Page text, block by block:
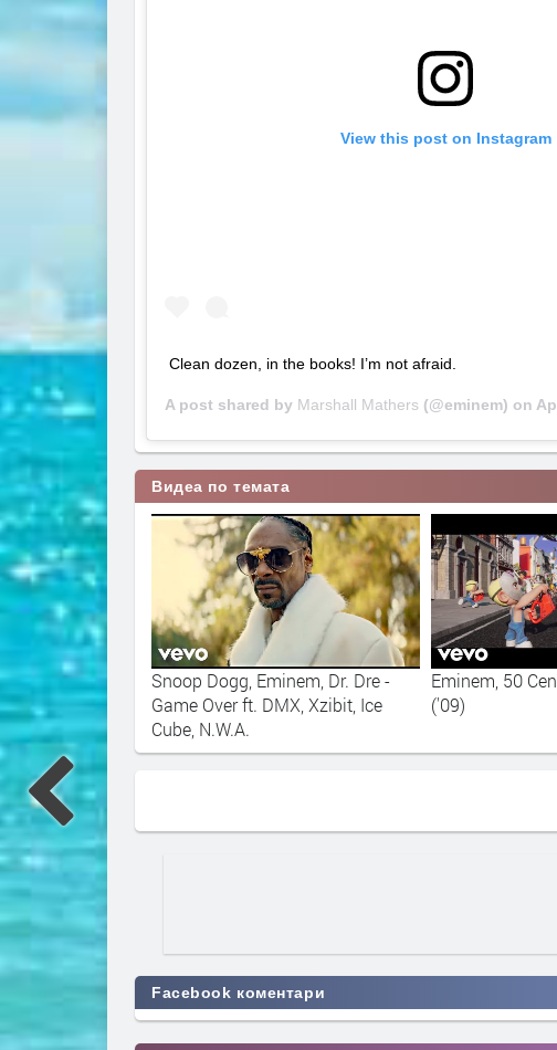
View this post on Instagram
Clean dozen, in the books! I’m not afraid.
A post shared by Marshall Mathers (@eminem) on
Видеа по темата
Ed Sheeran
Snoop Dogg, Eminem, Dr. Dre -
Game Over ft. DMX, Xzibit, Ice
Cube, N.W.A.
Eminem, 50
('09)
Facebook коментари